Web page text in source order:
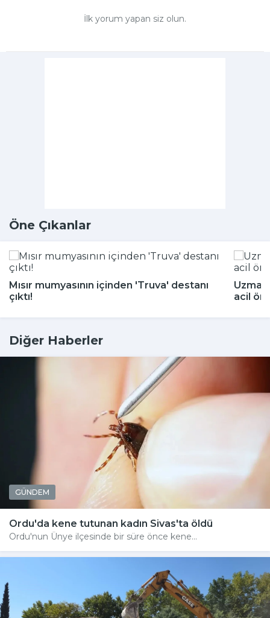
İlk yorum yapan siz olun.
Öne Çıkanlar
Mısır mumyasının içinden 'Truva' destanı
çıktı!
acil
Diğer Haberler
GÜNDEM
Ordu'da kene tutunan kadın Sivas'ta öldü
Ordu'nun Ünye ilçesinde bir süre önce kene...